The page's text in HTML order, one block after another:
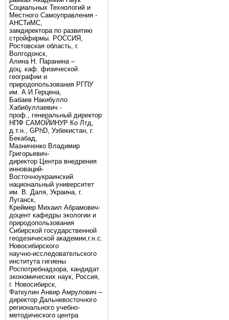
Социальных Технологий и
Местного Самоуправления -
АНСТиМС,
замдиректора по развитию
стройфирмы. РОССИЯ,
Ростовская область, г.
Волгодонск,
Алина Н. Паранина –
доц. каф. физической
географии и
природопользования РГПУ
им. А.И.Герцена,
Бабаев Накибулло
Хабибуллаевич -
проф., генеральный директор
НПФ САМОЙИНУР Ко Лтд,
д.т.н., GPhD, Узбекистан, г.
Бекабад,
Мазниченко Владимир
Григорьевич-
директор Центра внедрения
инноваций-
Восточноукраинский
национальный университет
им. В. Даля, Украина, г.
Луганск,
Креймер Михаил Абрамович-
доцент кафедры экологии и
природопользования
Сибирской государственной
геодезической академии,г.н.с.
Новосибирского
научно-исследовательского
института гигиены
Роспотребнадзора, кандидат
экономических наук, Россия,
г. Новосибирск,
Фаткулин Анвир Амрулович –
директор Дальневосточного
регионального учебно-
методического центра